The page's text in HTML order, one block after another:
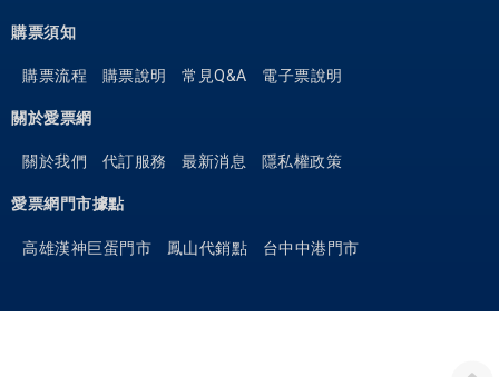
購票須知
購票流程 購票說明 常見Q&A 電子票說明
關於愛票網
關於我們 代訂服務 最新消息 隱私權政策
愛票網門市據點
高雄漢神巨蛋門市 鳳山代銷點 台中中港門市